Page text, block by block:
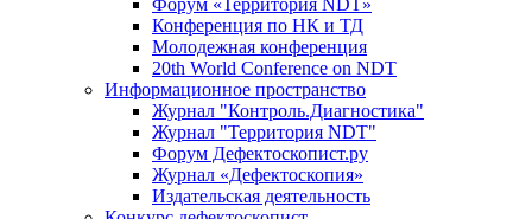
Конференция по НК и ТД
Молодежная конференция
20th World Conference on NDT
Информационное пространство
Журнал "Контроль.Диагностика"
Журнал "Территория NDT"
Форум Дефектоскопист.ру
Журнал «Дефектоскопия»
Издательская деятельность